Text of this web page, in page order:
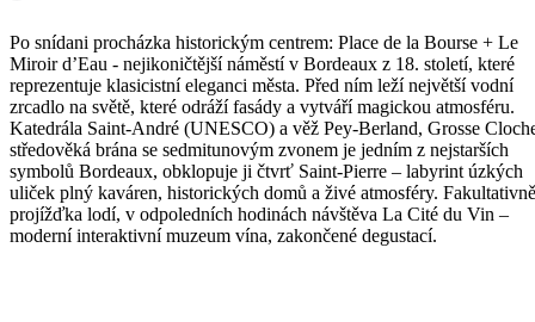
Po snídani procházka historickým centrem: Place de la Bourse + Le
Miroir d’Eau - nejikoničtější náměstí v Bordeaux z 18. století, které
reprezentuje klasicistní eleganci města. Před ním leží největší vodní
zrcadlo na světě, které odráží fasády a vytváří magickou atmosféru.
Katedrála Saint-André (UNESCO) a věž Pey-Berland, Grosse
středověká brána se sedmitunovým zvonem je jedním z nejstarších
symbolů Bordeaux, obklopuje ji čtvrť Saint-Pierre – labyrint úzkých
uliček plný kaváren, historických domů a živé atmosféry. Fakultativně
projížďka lodí, v odpoledních hodinách návštěva La Cité du Vin –
moderní interaktivní muzeum vína, zakončené degustací.